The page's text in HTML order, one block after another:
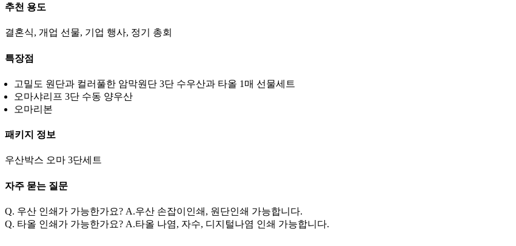
추천 용도
결혼식, 개업 선물, 기업 행사, 정기 총회
특장점
고밀도 원단과 컬러풀한 암막원단 3단 수우산과 타올 1매 선물세트
오마샤리프 3단 수동 양우산
오마리본
패키지 정보
우산박스 오마 3단세트
자주 묻는 질문
Q. 우산 인쇄가 가능한가요? A.우산 손잡이인쇄, 원단인쇄 가능합니다.
Q. 타올 인쇄가 가능한가요? A.타올 나염, 자수, 디지털나염 인쇄 가능합니다.